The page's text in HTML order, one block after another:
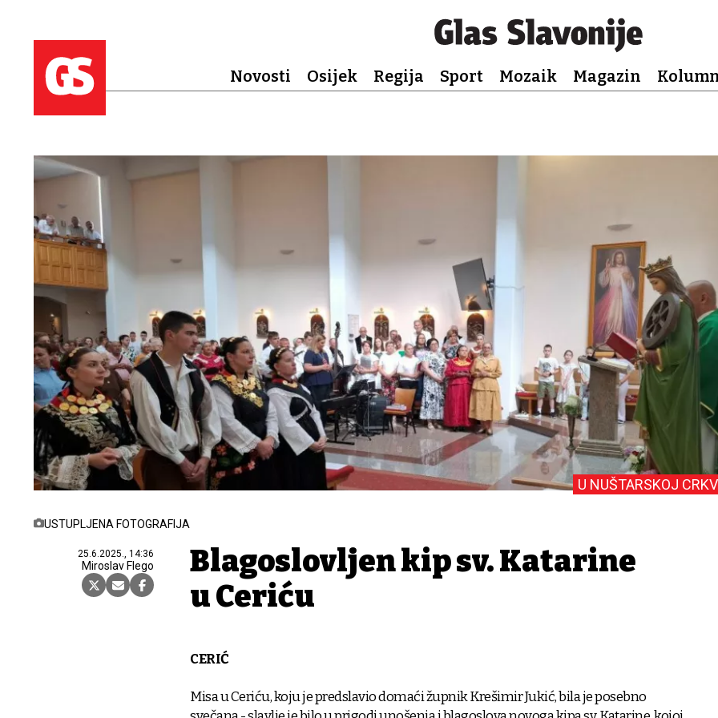
Novosti Osijek Regija Sport Mozaik Magazin
USTUPLJENA FOTOGRAFIJA
25.6.2025., 14:36
Miroslav Flego
U NUŠTARSKOJ
Blagoslovljen kip sv. Katarine
u Ceriću
CERIĆ
Misa u Ceriću, koju je predslavio domaći župnik Krešimir Jukić, bila je posebno